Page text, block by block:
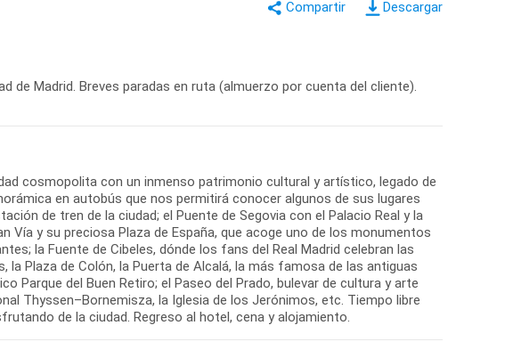
Descargar
de Madrid. Breves paradas en ruta (almuerzo por cuenta del cliente).
cosmopolita con un inmenso patrimonio cultural y artístico, legado de
en autobús que nos permitirá conocer algunos de sus lugares
de tren de la ciudad; el Puente de Segovia con el Palacio Real y la
Vía y su preciosa Plaza de España, que acoge uno de los monumentos
la Fuente de Cibeles, dónde los fans del Real Madrid celebran las
Plaza de Colón, la Puerta de Alcalá, la más famosa de las antiguas
Parque del Buen Retiro; el Paseo del Prado, bulevar de cultura y arte
Thyssen–Bornemisza, la Iglesia de los Jerónimos, etc. Tiempo libre
de la ciudad. Regreso al hotel, cena y alojamiento.